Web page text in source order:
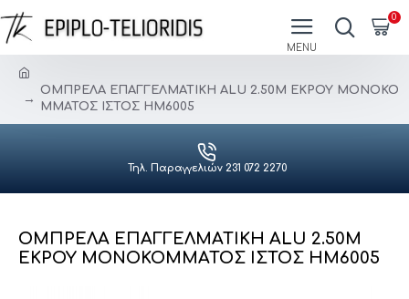
0
ΟΜΠΡΕΛΑ ΕΠΑΓΓΕΛΜΑΤΙΚΗ ALU 2.50Μ ΕΚΡΟΥ ΜΟΝΟΚΟ
ΜΜΑΤΟΣ ΙΣΤΟΣ HM6005
Τηλ. Παραγγελιών 231 072 2270
ΟΜΠΡΕΛΑ ΕΠΑΓΓΕΛΜΑΤΙΚΗ ALU 2.50Μ
ΕΚΡΟΥ ΜΟΝΟΚΟΜΜΑΤΟΣ ΙΣΤΟΣ HM6005